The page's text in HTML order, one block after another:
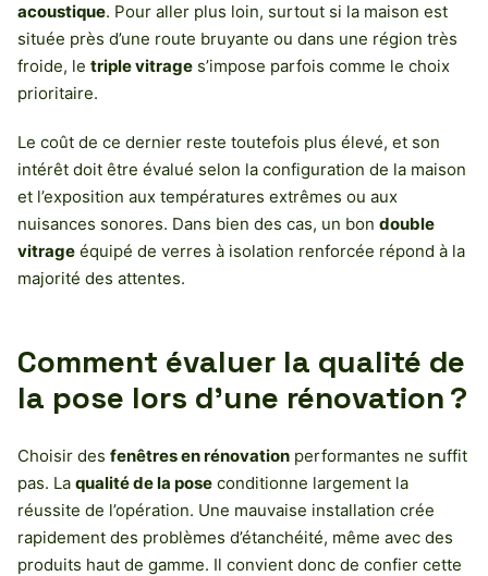
acoustique. Pour aller plus loin, surtout si la maison est
située près d’une route bruyante ou dans une région très
froide, le triple vitrage s’impose parfois comme le choix
prioritaire.
Le coût de ce dernier reste toutefois plus élevé, et son
intérêt doit être évalué selon la configuration de la maison
et l’exposition aux températures extrêmes ou aux
nuisances sonores. Dans bien des cas, un bon double
vitrage équipé de verres à isolation renforcée répond à la
majorité des attentes.
Comment évaluer la qualité de
la pose lors d’une rénovation ?
Choisir des fenêtres en rénovation performantes ne suffit
pas. La qualité de la pose conditionne largement la
réussite de l’opération. Une mauvaise installation crée
rapidement des problèmes d’étanchéité, même avec des
produits haut de gamme. Il convient donc de confier cette